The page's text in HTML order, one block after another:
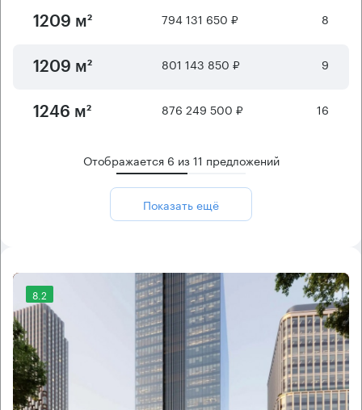
1209 м² 794 131 650 ₽ 8
1209 м² 801 143 850 ₽ 9
1246 м² 876 249 500 ₽ 16
Отображается 6 из11 предложений
Показать ещё
8.2